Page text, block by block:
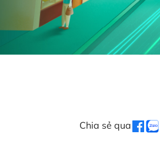
Chia sẻ qua